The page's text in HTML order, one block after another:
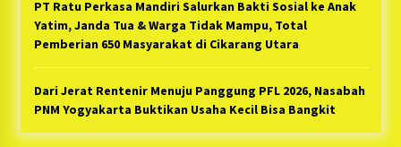
PT Ratu Perkasa Mandiri Salurkan Bakti Sosial ke Anak
Yatim, Janda Tua & Warga Tidak Mampu, Total
Pemberian 650 Masyarakat di Cikarang Utara
Dari Jerat Rentenir Menuju Panggung PFL 2026, Nasabah
PNM Yogyakarta Buktikan Usaha Kecil Bisa Bangkit